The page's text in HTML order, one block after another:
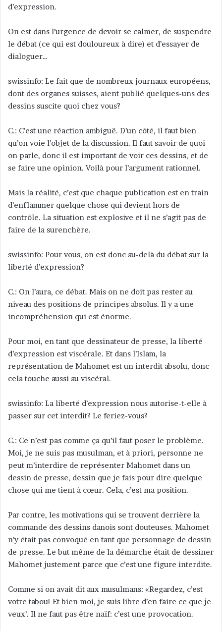
d’expression.
On est dans l’urgence de devoir se calmer, de suspendre
le débat (ce qui est douloureux à dire) et d’essayer de
dialoguer…
swissinfo: Le fait que de nombreux journaux européens,
dont des organes suisses, aient publié quelques-uns des
dessins suscite quoi chez vous?
C.: C’est une réaction ambiguë. D’un côté, il faut bien
qu’on voie l’objet de la discussion. Il faut savoir de quoi
on parle, donc il est important de voir ces dessins, et de
se faire une opinion. Voilà pour l’argument rationnel.
Mais la réalité, c’est que chaque publication est en train
d’enflammer quelque chose qui devient hors de
contrôle. La situation est explosive et il ne s’agit pas de
faire de la surenchère.
swissinfo: Pour vous, on est donc au-delà du débat sur la
liberté d’expression?
C.: On l’aura, ce débat. Mais on ne doit pas rester au
niveau des positions de principes absolus. Il y a une
incompréhension qui est énorme.
Pour moi, en tant que dessinateur de presse, la liberté
d’expression est viscérale. Et dans l’Islam, la
représentation de Mahomet est un interdit absolu, donc
cela touche aussi au viscéral.
swissinfo: La liberté d’expression nous autorise-t-elle à
passer sur cet interdit? Le feriez-vous?
C.: Ce n’est pas comme ça qu’il faut poser le problème.
Moi, je ne suis pas musulman, et à priori, personne ne
peut m’interdire de représenter Mahomet dans un
dessin de presse, dessin que je fais pour dire quelque
chose qui me tient à cœur. Cela, c’est ma position.
Par contre, les motivations qui se trouvent derrière la
commande des dessins danois sont douteuses. Mahomet
n’y était pas convoqué en tant que personnage de dessin
de presse. Le but même de la démarche était de dessiner
Mahomet justement parce que c’est une figure interdite.
Comme si on avait dit aux musulmans: «Regardez, c’est
votre tabou! Et bien moi, je suis libre d’en faire ce que je
veux’. Il ne faut pas être naïf: c’est une provocation.